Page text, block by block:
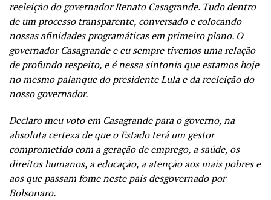
reeleição do governador Renato Casagrande. Tudo dentro
de um processo transparente, conversado e colocando
nossas afinidades programáticas em primeiro plano. O
governador Casagrande e eu sempre tivemos uma relação
de profundo respeito, e é nessa sintonia que estamos hoje
no mesmo palanque do presidente Lula e da reeleição do
nosso governador.
Declaro meu voto em Casagrande para o governo, na
absoluta certeza de que o Estado terá um gestor
comprometido com a geração de emprego, a saúde, os
direitos humanos, a educação, a atenção aos mais pobres e
aos que passam fome neste país desgovernado por
Bolsonaro.